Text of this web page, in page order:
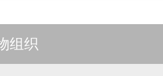
组织